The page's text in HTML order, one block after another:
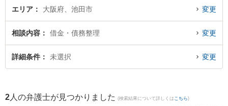
人千里みなみ法律事務所 石橋オフィスの東山 慎一朗弁護士のプロフィール情報
理のトラブル解決の実績豊富な近くの弁護士を検索したい』『初回相談無料で
借金・債務整理を法律相談できる池田市内の弁護士に相談予約したい』などで
お困りの相談者さんにおすすめです。
エリア 大阪府、池田市 変更
相談内容 借金・債務整理 変更
詳細条件 未選択 変更
2 人の弁護士が見つかりました (検索結果について詳しくは こちら)